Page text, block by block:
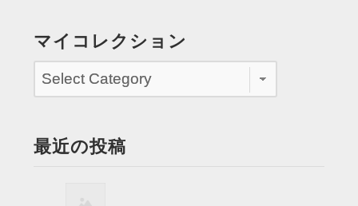
マイコレクション
最近の投稿